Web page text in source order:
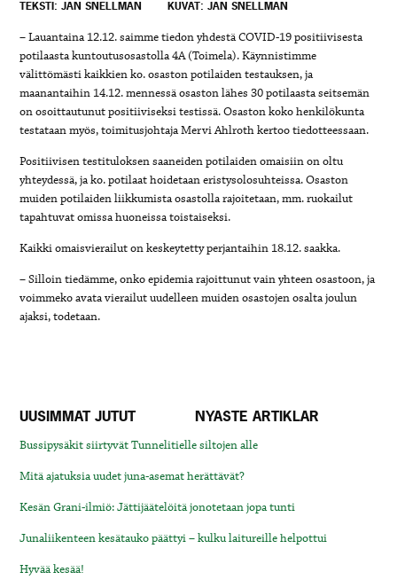
TEKSTI: JAN SNELLMAN KUVAT: JAN SNELLMAN
– Lauantaina 12.12. saimme tiedon yhdestä COVID-19 positiivisesta
potilaasta kuntoutusosastolla 4A (Toimela). Käynnistimme
välittömästi kaikkien ko. osaston potilaiden testauksen, ja
maanantaihin 14.12. mennessä osaston lähes 30 potilaasta seitsemän
on osoittautunut positiiviseksi testissä. Osaston koko henkilökunta
testataan myös, toimitusjohtaja Mervi Ahlroth kertoo tiedotteessaan.
Positiivisen testituloksen saaneiden potilaiden omaisiin on oltu
yhteydessä, ja ko. potilaat hoidetaan eristysolosuhteissa. Osaston
muiden potilaiden liikkumista osastolla rajoitetaan, mm. ruokailut
tapahtuvat omissa huoneissa toistaiseksi.
Kaikki omaisvierailut on keskeytetty perjantaihin 18.12. saakka.
– Silloin tiedämme, onko epidemia rajoittunut vain yhteen osastoon, ja
voimmeko avata vierailut uudelleen muiden osastojen osalta joulun
ajaksi, todetaan.
UUSIMMAT JUTUT NYASTE ARTIKLAR
Bussipysäkit siirtyvät Tunnelitielle siltojen alle
Mitä ajatuksia uudet juna-asemat herättävät?
Kesän Grani-ilmiö: Jättijäätelöitä jonotetaan jopa tunti
Junaliikenteen kesätauko päättyi – kulku laitureille helpottui
Hyvää kesää!